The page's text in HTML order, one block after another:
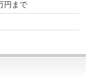
円まで